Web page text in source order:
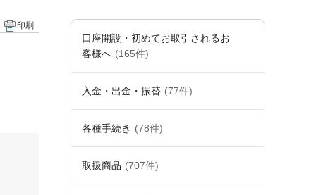
口座開設・初めてお取引されるお
客様へ (165件)
入金・出金・振替 (77件)
各種手続き (78件)
取扱商品 (707件)
印刷